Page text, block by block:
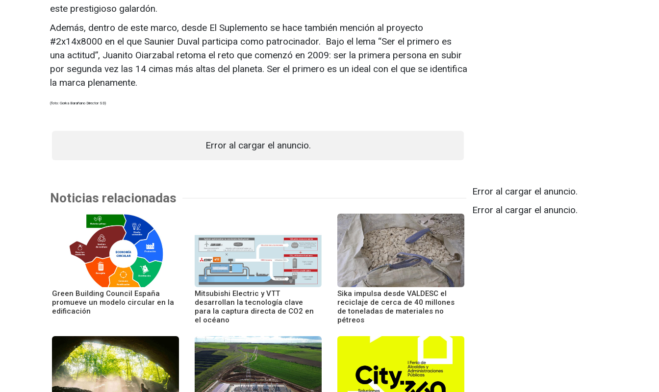
este prestigioso galardón.
Además, dentro de este marco, desde El Suplemento se hace también mención al proyecto
#2x14x8000 en el que Saunier Duval participa como patrocinador. Bajo el lema “Ser el primero es
una actitud”, Juanito Oiarzabal retoma el reto que comenzó en 2009: ser la primera persona en subir
por segunda vez las 14 cimas más altas del planeta. Ser el primero es un ideal con el que se identifica
la marca plenamente.
(foto: Gorka Barañano Director SD)
Error al cargar el anuncio.
Noticias relacionadas
Green Building Council España
promueve un modelo circular en la
edificación
Mitsubishi Electric y VTT
desarrollan la tecnología clave
para la captura directa de CO2 en
el océano
Sika impulsa desde VALDESC el
reciclaje de cerca de 40 millones
de toneladas de materiales no
pétreos
Error al cargar el anuncio.
Error al cargar el anuncio.